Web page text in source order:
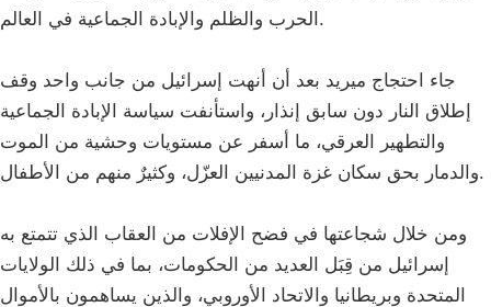
الحرب والظلم والإبادة الجماعية في العالم.
جاء احتجاج ميريد بعد أن أنهت إسرائيل من جانب واحد وقف
إطلاق النار دون سابق إنذار، واستأنفت سياسة الإبادة الجماعية
والتطهير العرقي، ما أسفر عن مستويات وحشية من الموت
والدمار بحق سكان غزة المدنيين العزّل، وكثيرٌ منهم من الأطفال.
ومن خلال شجاعتها في فضح الإفلات من العقاب الذي تتمتع به
إسرائيل من قِبَل العديد من الحكومات، بما في ذلك الولايات
المتحدة وبريطانيا والاتحاد الأوروبي، والذين يساهمون بالأموال